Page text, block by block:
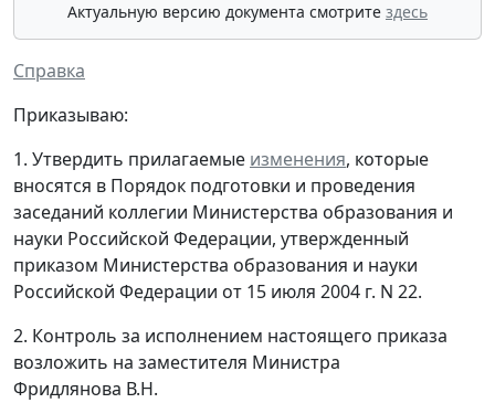
Актуальную версию документа смотрите здесь
Справка
Приказываю:
1. Утвердить прилагаемые изменения, которые
вносятся в Порядок подготовки и проведения
заседаний коллегии Министерства образования и
науки Российской Федерации, утвержденный
приказом Министерства образования и науки
Российской Федерации от 15 июля 2004 г. N 22.
2. Контроль за исполнением настоящего приказа
возложить на заместителя Министра
Фридлянова В.Н.